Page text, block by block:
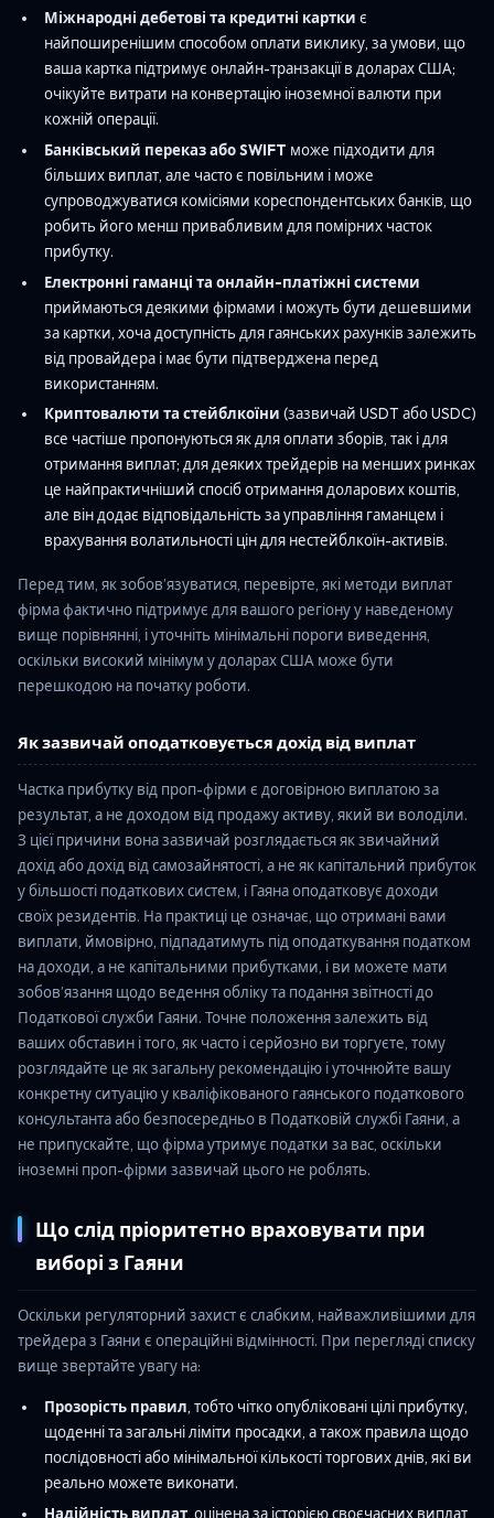
Міжнародні дебетові та кредитні картки є
найпоширенішим способом оплати виклику, за умови, що
ваша картка підтримує онлайн-транзакції в доларах США;
очікуйте витрати на конвертацію іноземної валюти при
кожній операції.
Банківський переказ або SWIFT може підходити для
більших виплат, але часто є повільним і може
супроводжуватися комісіями кореспондентських банків, що
робить його менш привабливим для помірних часток
прибутку.
Електронні гаманці та онлайн-платіжні системи
приймаються деякими фірмами і можуть бути дешевшими
за картки, хоча доступність для гаянських рахунків залежить
від провайдера і має бути підтверджена перед
використанням.
Криптовалюти та стейблкоїни (зазвичай USDT або USDC)
все частіше пропонуються як для оплати зборів, так і для
отримання виплат; для деяких трейдерів на менших ринках
це найпрактичніший спосіб отримання доларових коштів,
але він додає відповідальність за управління гаманцем і
врахування волатильності цін для нестейблкоїн-активів.
Перед тим, як зобов’язуватися, перевірте, які методи виплат
фірма фактично підтримує для вашого регіону у наведеному
вище порівнянні, і уточніть мінімальні пороги виведення,
оскільки високий мінімум у доларах США може бути
перешкодою на початку роботи.
Як зазвичай оподатковується дохід від виплат
Частка прибутку від проп-фірми є договірною виплатою за
результат, а не доходом від продажу активу, який ви володіли.
З цієї причини вона зазвичай розглядається як звичайний
дохід або дохід від самозайнятості, а не як капітальний прибуток
у більшості податкових систем, і Гаяна оподатковує доходи
своїх резидентів. На практиці це означає, що отримані вами
виплати, ймовірно, підпадатимуть під оподаткування податком
на доходи, а не капітальними прибутками, і ви можете мати
зобов’язання щодо ведення обліку та подання звітності до
Податкової служби Гаяни. Точне положення залежить від
ваших обставин і того, як часто і серйозно ви торгуєте, тому
розглядайте це як загальну рекомендацію і уточнюйте вашу
конкретну ситуацію у кваліфікованого гаянського податкового
консультанта або безпосередньо в Податковій службі Гаяни, а
не припускайте, що фірма утримує податки за вас, оскільки
іноземні проп-фірми зазвичай цього не роблять.
Що слід пріоритетно враховувати при
виборі з Гаяни
Оскільки регуляторний захист є слабким, найважливішими для
трейдера з Гаяни є операційні відмінності. При перегляді списку
вище звертайте увагу на:
Прозорість правил, тобто чітко опубліковані цілі прибутку,
щоденні та загальні ліміти просадки, а також правила щодо
послідовності або мінімальної кількості торгових днів, які ви
реально можете виконати.
Надійність виплат, оцінена за історією своєчасних виплат